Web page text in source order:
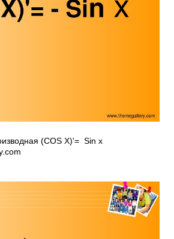
(COS X)'= ­ Sin x